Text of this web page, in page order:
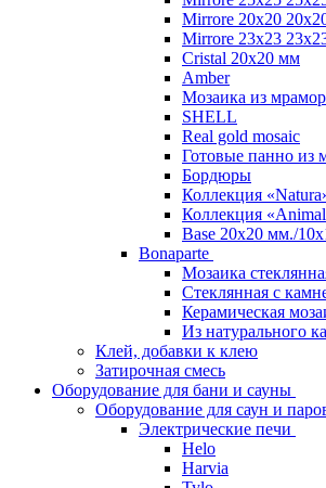
Mirrore 20х20
Mirrore 23х23
Cristal 20х20 мм
Amber
Мозаика из
SHELL
Real gold mosaic
Готовые панно из
Бордюры
Коллекция
Коллекция
Base 20x20 мм./
Bonaparte
Мозаика
Стеклянная с
Керамическая
Из натурального
Клей, добавки к клею
Затирочная смесь
Оборудование для бани и сауны
Оборудование для саун и
Электрические печи
Helo
Harvia